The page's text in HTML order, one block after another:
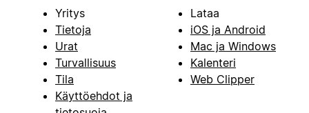
Yritys
Tietoja
Urat
Turvallisuus
Tila
Käyttöehdot ja
Lataa
iOS ja Android
Mac ja Windows
Kalenteri
Web Clipper